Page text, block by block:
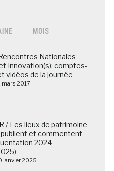
MOIS
Nationales
Innovation(s): comptes-
vidéos de la journée
mars 2017
/ Les lieux de patrimoine
et commentent
2024
janvier 2025